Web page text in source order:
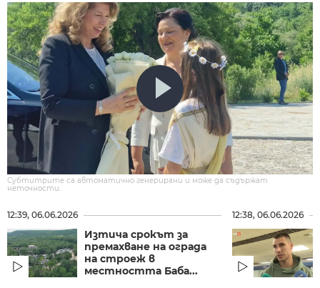
Субтитрите са автоматично генерирани и може да съдържат
неточности.
12:39, 06.06.2026
Изтича срокът за
премахване на ограда
на строеж в
местността Баба...
12:38, 06.06.2026